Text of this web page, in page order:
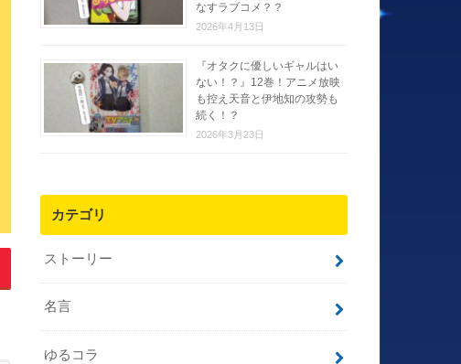
なすラブコメ？？
2026年4月13日
『オタクに優しいギャルはい
ない！？』12巻！アニメ放映
も控え天音と伊地知の攻勢も
続く！？
2026年3月23日
カテゴリ
ストーリー
名言
ゆるコラ